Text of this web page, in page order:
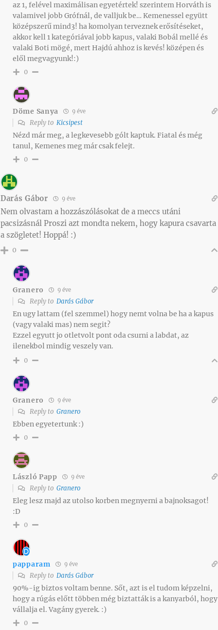
az 1, felével maximálisan egyetértek! szerintem Horváth is
valamivel jobb Grófnál, de valljuk be… Kemenessel együtt
középszerű mind3! ha komolyan terveznek erősítéseket,
akkor kell 1 kategóriával jobb kapus, valaki Bobál mellé és
valaki Boti mögé, mert Hajdú ahhoz is kevés! középen és
elől megvagyunk!:)
0
Döme Sanya 9 éve
Reply to Kicsipest
Nézd már meg, a legkevesebb gólt kaptuk. Fiatal és még
tanul, Kemenes meg már csak felejt.
0
Darás Gábor 9 éve
Nem olvastam a hozzászólásokat de a meccs utáni
pacsizásnál Proszi azt mondta nekem, hogy kapura csavarta
a szögletet! Hoppá! :)
0
Granero 9 éve
Reply to Darás Gábor
En ugy lattam (fel szemmel) hogy nemt volna be ha a kapus
(vagy valaki mas) nem segit?
Ezzel egyutt jo otletvolt pont oda csurni a labdat, az
ilenekbol mindig veszely van.
0
Granero 9 éve
Reply to Granero
Ebben egyetertunk :)
0
László Papp 9 éve
Reply to Granero
Eleg lesz majd az utolso korben megnyerni a bajnoksagot!
:D
0
papparam 9 éve
Reply to Darás Gábor
90%-ig biztos voltam benne. Sőt, azt is el tudom képzelni,
hogy a rúgás előtt többen még biztatták is a kanyarból, hogy
vállalja el. Vagány gyerek. :)
0